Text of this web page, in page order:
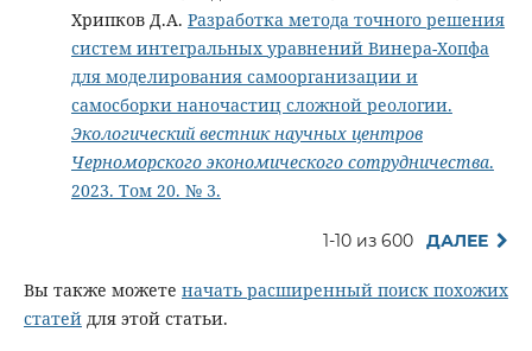
Хрипков Д.А. Разработка метода точного решения
систем интегральных уравнений Винера-Хопфа
для моделирования самоорганизации и
самосборки наночастиц сложной реологии.
Экологический вестник научных центров
Черноморского экономического сотрудничества.
2023. Том 20. № 3.
1-10 из 600 ДАЛЕЕ
Вы также можете начать расширенный поиск похожих
статейдля этой статьи.